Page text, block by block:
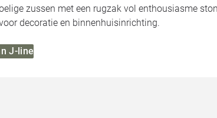
zussen met een rugzak vol enthousiasme
decoratie en binnenhuisinrichting.
J-line